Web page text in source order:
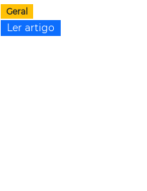
Geral
Ler artigo